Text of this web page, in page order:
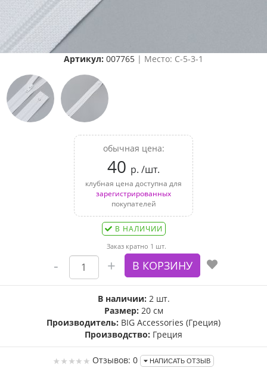
Артикул: 007765 | Место: C-5-3-1
обычная цена:
40 р. /шт.
клубная цена доступна для
зарегистрированных
покупателей
В НАЛИЧИИ
Заказ кратно 1 шт.
В наличии: 2 шт.
Размер: 20 см
Производитель: BIG Accessories (Греция)
Производство: Греция
Отзывов: 0 НАПИСАТЬ ОТЗЫВ